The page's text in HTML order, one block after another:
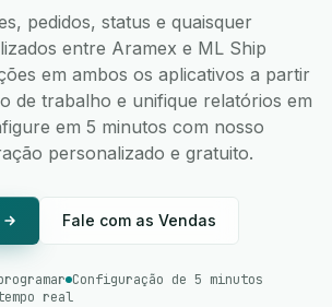
pedidos, status e quaisquer
entre Aramex e ML Ship
em ambos os aplicativos a partir
de trabalho e unifique relatórios em
em 5 minutos com nosso
personalizado e gratuito.
Fale com as Vendas
Configuração de 5 minutos
real